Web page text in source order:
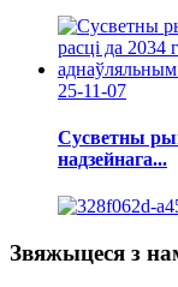
25-11-07
Сусветны
надзейнага...
Звяжыцеся з